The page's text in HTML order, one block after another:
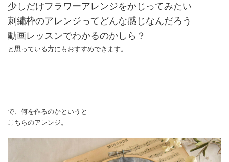
少しだけフラワーアレンジをかじってみたい
刺繍枠のアレンジってどんな感じなんだろう
動画レッスンでわかるのかしら？
と思っている方にもおすすめできます。
で、何を作るのかというと
こちらのアレンジ。